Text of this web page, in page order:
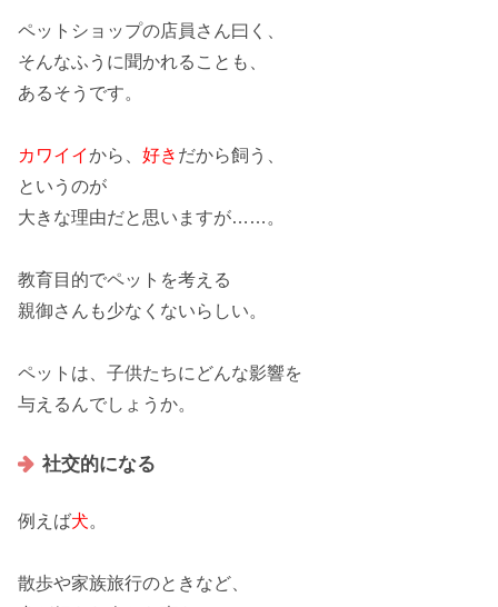
ペットショップの店員さん曰く、
そんなふうに聞かれることも、
あるそうです。
カワイイから、 好き だから飼う、
というのが
大きな理由だと思いますが……。
教育目的でペットを考える
親御さんも少なくないらしい。
ペットは、子供たちにどんな影響を
与えるんでしょうか。
社交的になる
例えば犬。
散歩や家族旅行のときなど、